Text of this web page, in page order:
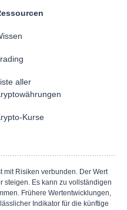
aller
Kurse
mit Risiken verbunden. Der Wert
steigen. Es kann zu vollständigen
Frühere Wertentwicklungen,
Indikator für die künftige